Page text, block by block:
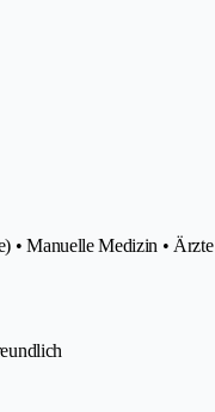
• Manuelle Medizin • Ärzte